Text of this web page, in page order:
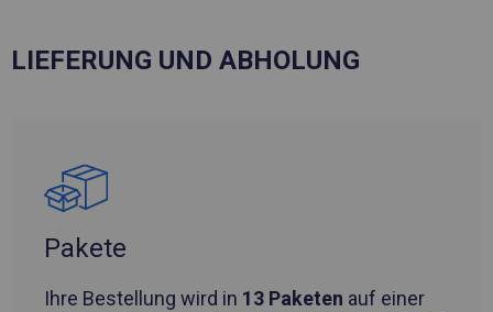
LIEFERUNG UND ABHOLUNG
Pakete
Ihre Bestellung wird in 13 Paketen auf einer